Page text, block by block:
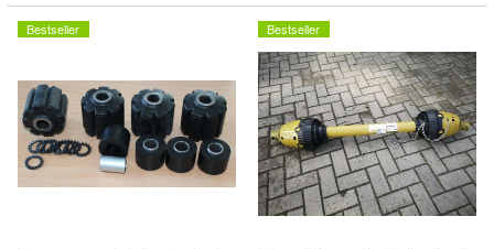
Bestseller Bestseller